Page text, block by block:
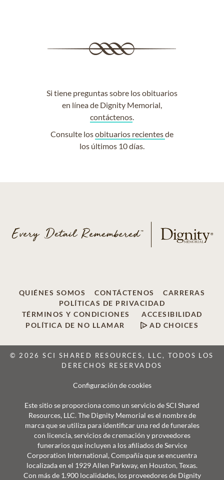
Si tiene preguntas sobre los obituarios
en línea de Dignity Memorial,
contáctenos.
Consulte losobituarios recientesde
los últimos 10 días.
QUIÉNES SOMOS CONTÁCTENOS
CARRERAS
POLÍTICAS DE PRIVACIDAD
TÉRMINOS Y CONDICIONES
ACCESIBILIDAD
POLÍTICA DE NO LLAMAR
AD CHOICES
© 2026 SCI SHARED RESOURCES, LLC, TODOS LOS
DERECHOS RESERVADOS
Configuración de cookies
Este sitio se proporciona como un servicio de SCI Shared
Resources, LLC. The Dignity Memorial es el nombre de
marca que se utiliza para identificar una red de funerales
con licencia, servicios de cremación y proveedores
funerarios que incluyen a los afiliados de Service
Corporation International, Compañía que se encuentra
localizada en el 1929 Allen Parkway, en Houston, Texas.
Con más de 1.900 localidades, los proveedores de Dignity